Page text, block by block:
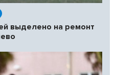
выделено на ремонт